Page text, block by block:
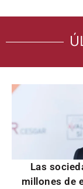
Las
millones de